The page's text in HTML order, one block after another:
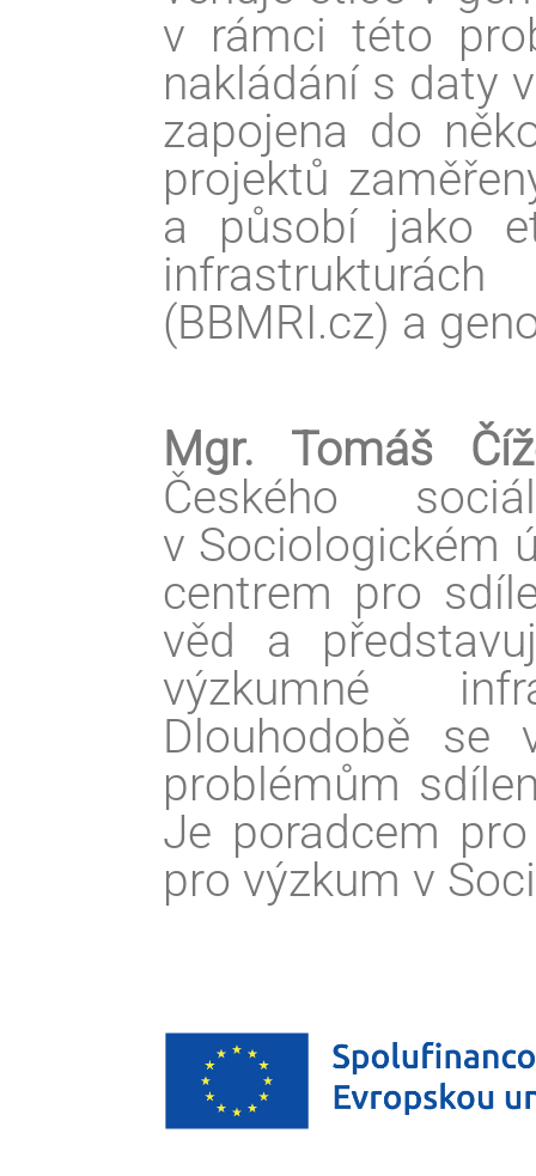
v rámci této
nakládání s daty
zapojena do
projektů
a působí jako
(BBMRI.cz) a
Mgr. Tomáš
Českého
v Sociologickém
centrem pro
věd a
výzkumné
Dlouhodobě se
problémům
Je poradcem
pro výzkum v